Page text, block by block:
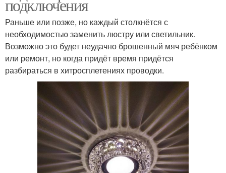
подключения
Раньше или позже, но каждый столкнётся с
необходимостью заменить люстру или светильник.
Возможно это будет неудачно брошенный мяч ребёнком
или ремонт, но когда придёт время придётся
разбираться в хитросплетениях проводки.